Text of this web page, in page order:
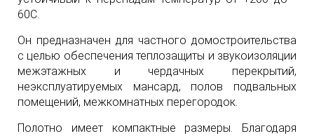
60С.
Он предназначен для частного домостроительства
с целью обеспечения теплозащиты и звукоизоляции
межэтажных и чердачных перекрытий,
неэксплуатируемых мансард, полов подвальных
помещений, межкомнатных перегородок.
Полотно имеет компактные размеры. Благодаря